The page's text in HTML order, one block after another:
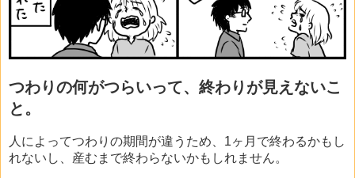
つわりの何がつらいって、終わりが見えないこ
と。
人によってつわりの期間が違うため、1ヶ月で終わるかもし
れないし、産むまで終わらないかもしれません。